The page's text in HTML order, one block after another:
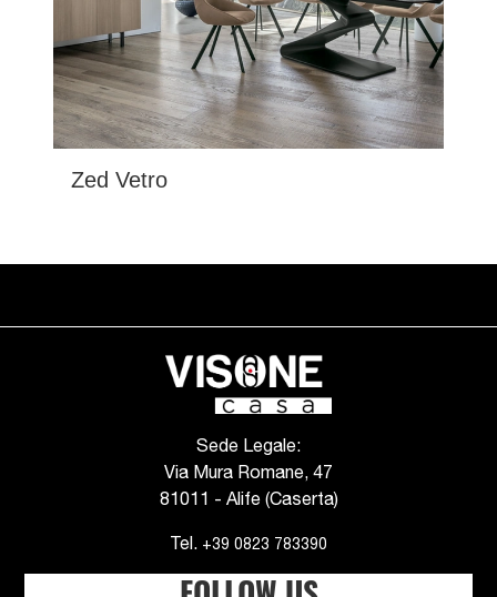
Zed Vetro
Sede Legale:
Via Mura Romane, 47
81011 - Alife (Caserta)
Tel. +39 0823 783390